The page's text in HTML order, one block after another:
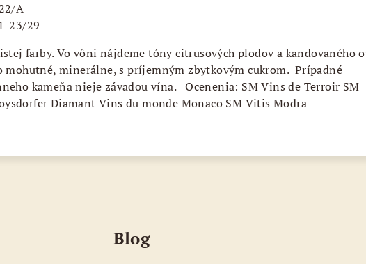
A
23/29
farby. Vo vôni nájdeme tóny citrusových plodov a kandovaného
mohutné, minerálne, s príjemným zbytkovým cukrom. Prípadné
kameňa nieje závadou vína. Ocenenia: SM Vins de Terroir SM
Diamant Vins du monde Monaco SM Vitis Modra
Blog